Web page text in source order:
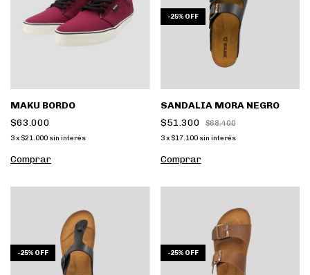
MAKU BORDO
$63.000
3x $21.000 sin interés
Comprar
-25% OFF
SANDALIA MORA NEGRO
$51.300
$68.400
3 x $17.100 sin interés
Comprar
-25% OFF -25% OFF